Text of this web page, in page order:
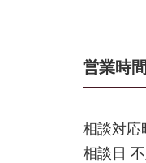
営業時
相談対応
相談日